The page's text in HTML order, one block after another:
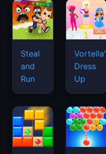
Steal
and
Run
Vortella's
Dress
Up